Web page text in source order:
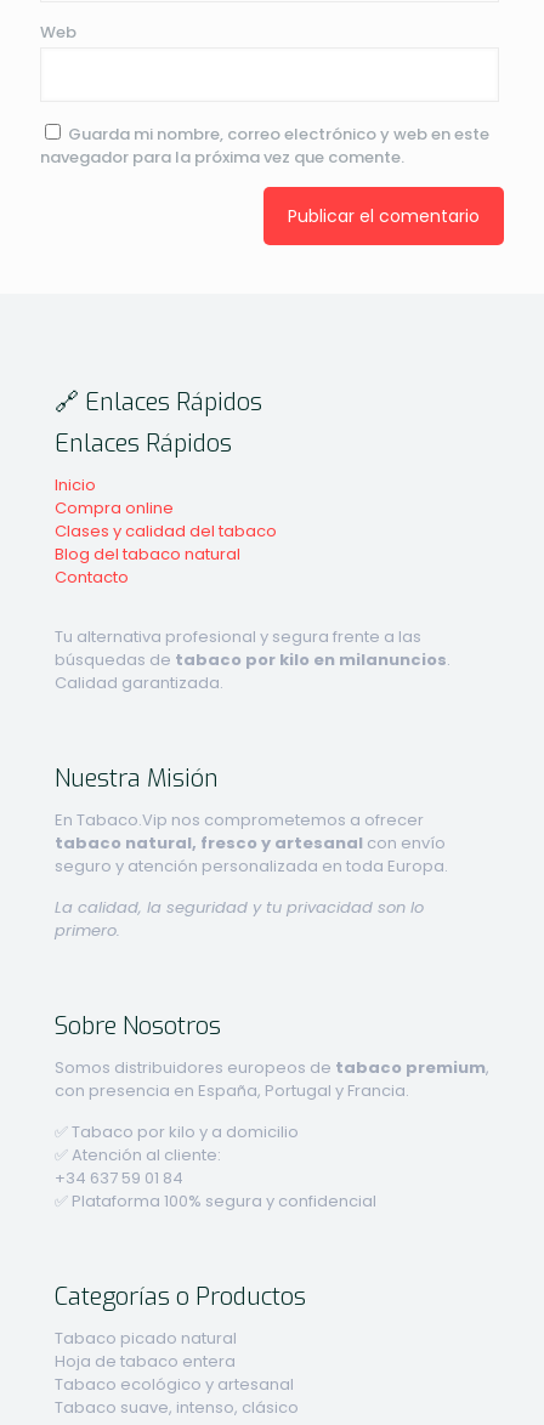
Web
Guarda mi nombre, correo electrónico y web en este
navegador para la próxima vez que comente.
🔗 Enlaces Rápidos
Enlaces Rápidos
Inicio
Compra online
Clases y calidad del tabaco
Blog del tabaco natural
Contacto
Tu alternativa profesional y segura frente a las
búsquedas de tabaco por kilo en milanuncios.
Calidad garantizada.
Nuestra Misión
En Tabaco.Vip nos comprometemos a ofrecer
tabaco natural, fresco y artesanal con envío
seguro y atención personalizada en toda Europa.
La calidad, la seguridad y tu privacidad son lo
primero.
Sobre Nosotros
Somos distribuidores europeos de tabaco premium,
con presencia en España, Portugal y Francia.
✅ Tabaco por kilo y a domicilio
✅ Atención al cliente:
+34 637 59 01 84
✅ Plataforma 100% segura y confidencial
Categorías o Productos
Tabaco picado natural
Hoja de tabaco entera
Tabaco ecológico y artesanal
Tabaco suave, intenso, clásico